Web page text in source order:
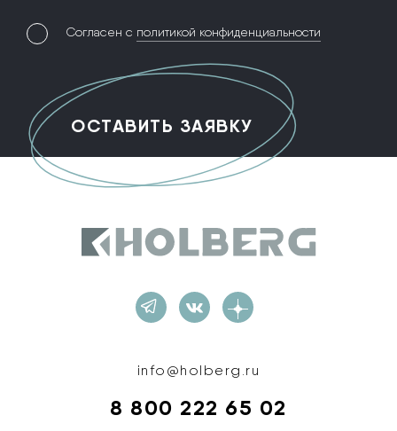
Согласен с политикой конфиденциальности
info@holberg.ru
8 800 222 65 02